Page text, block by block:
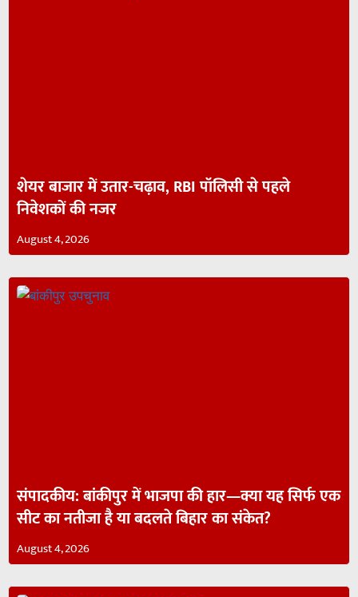
शेयर बाजार में उतार-चढ़ाव, RBI पॉलिसी से पहले
निवेशकों की नजर
August 4, 2026
संपादकीय: बांकीपुर में भाजपा की हार—क्या यह सिर्फ एक
सीट का नतीजा है या बदलते बिहार का संकेत?
August 4, 2026